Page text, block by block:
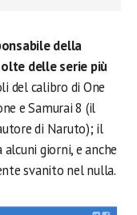
della
delle serie più
del calibro di One
e Samurai 8 (il
di Naruto); il
giorni, e anche
svanito nel nulla.